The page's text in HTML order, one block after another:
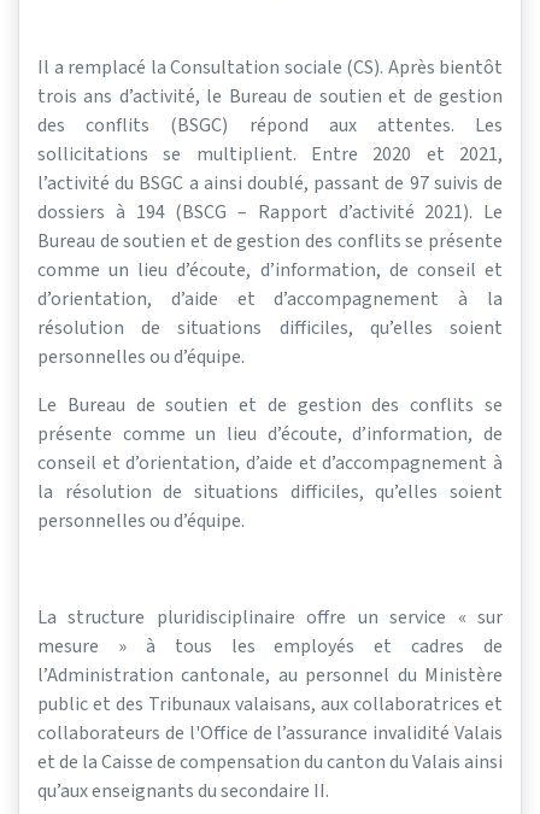
Il a remplacé la Consultation sociale (CS). Après bientôt
trois ans d’activité, le Bureau de soutien et de gestion
des conflits (BSGC) répond aux attentes. Les
sollicitations se multiplient. Entre 2020 et 2021,
l’activité du BSGC a ainsi doublé, passant de 97 suivis de
dossiers à 194 (BSCG – Rapport d’activité 2021). Le
Bureau de soutien et de gestion des conflits se présente
comme un lieu d’écoute, d’information, de conseil et
d’orientation, d’aide et d’accompagnement à la
résolution de situations difficiles, qu’elles soient
personnelles ou d’équipe.
Le Bureau de soutien et de gestion des conflits se
présente comme un lieu d’écoute, d’information, de
conseil et d’orientation, d’aide et d’accompagnement à
la résolution de situations difficiles, qu’elles soient
personnelles ou d’équipe.
La structure pluridisciplinaire offre un service « sur
mesure » à tous les employés et cadres de
l’Administration cantonale, au personnel du Ministère
public et des Tribunaux valaisans, aux collaboratrices et
collaborateurs de l'Office de l’assurance invalidité Valais
et de la Caisse de compensation du canton du Valais ainsi
qu’aux enseignants du secondaire II.